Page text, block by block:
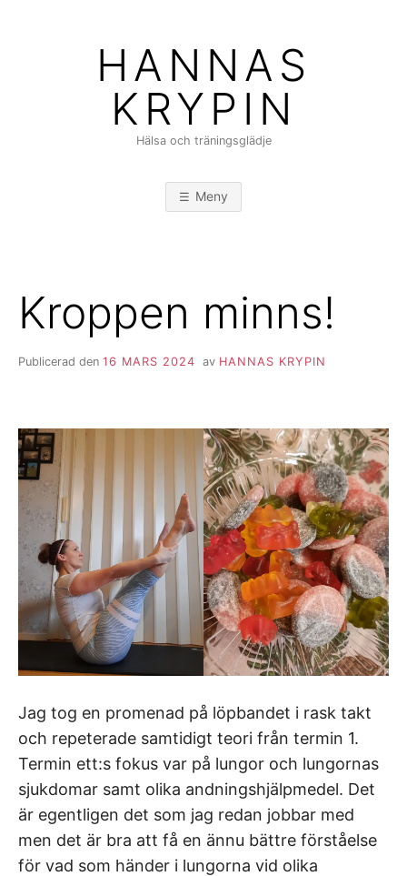
HANNAS
KRYPIN
Hälsa och träningsglädje
Meny
Kroppen minns!
Publicerad den 16 MARS 2024 av HANNAS KRYPIN
Jag tog en promenad på löpbandet i rask takt
och repeterade samtidigt teori från termin 1.
Termin ett:s fokus var på lungor och lungornas
sjukdomar samt olika andningshjälpmedel. Det
är egentligen det som jag redan jobbar med
men det är bra att få en ännu bättre förståelse
för vad som händer i lungorna vid olika